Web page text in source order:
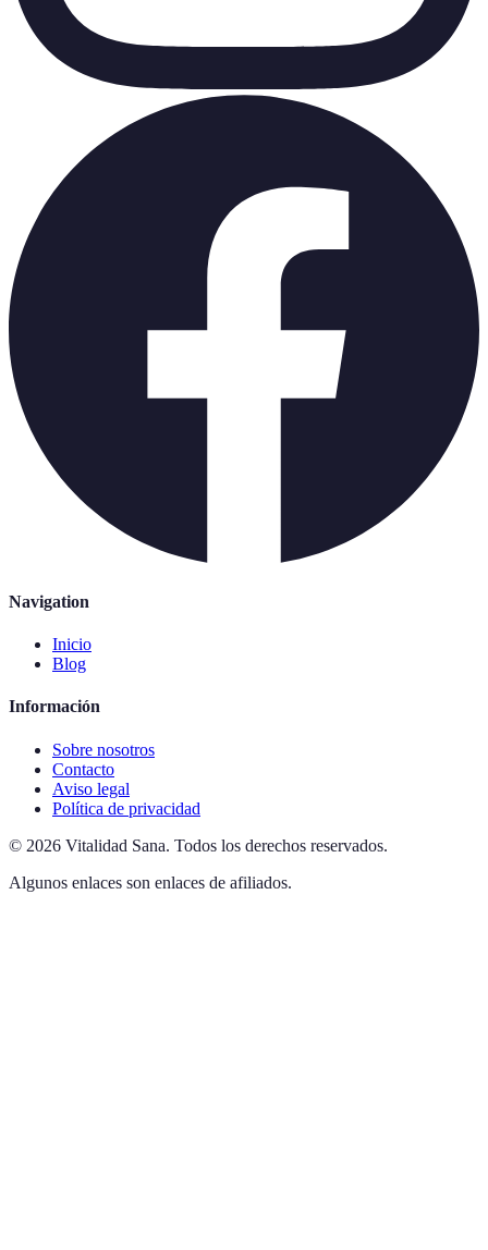
Navigation
Inicio
Blog
Información
Sobre nosotros
Contacto
Aviso legal
Política de privacidad
© 2026 Vitalidad Sana. Todos los derechos reservados.
Algunos enlaces son enlaces de afiliados.